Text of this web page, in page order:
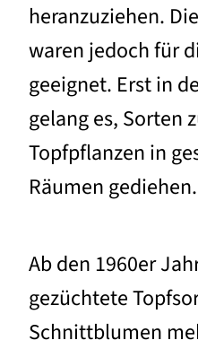
heranzuziehen.
waren jedoch für
geeignet. Erst in
gelang es, Sorten
Topfpflanzen in
Räumen gediehen.
Ab den 1960er
gezüchtete
Schnittblumen